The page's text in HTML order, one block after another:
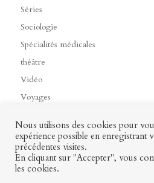
Séries
Sociologie
Spécialités médicales
théâtre
Vidéo
Voyages
Contact Mon profil
Nous utilisons des cookies pour
expérience possible en enregistrant
précédentes visites.
En cliquant sur "Accepter", vous
les cookies.